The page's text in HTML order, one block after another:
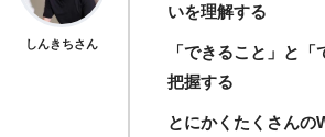
しんきちさん
いを理解する
「できること」と
把握する
とにかくたくさんの